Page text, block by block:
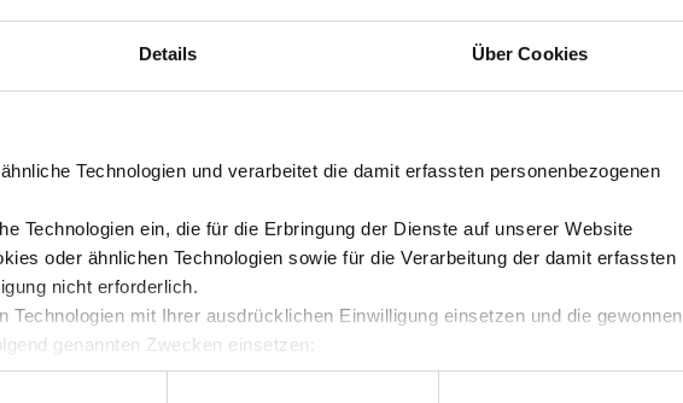
Details Über Cookies
Technologien und verarbeitet die damit erfassten personenbezogenen
Technologien ein, die für die Erbringung der Dienste auf unserer Website
oder ähnlichen Technologien sowie für die Verarbeitung der damit erfassten
nicht erforderlich.
Technologien mit Ihrer ausdrücklichen Einwilligung einsetzen und die gewonnen
genannten Zwecken einsetzen: